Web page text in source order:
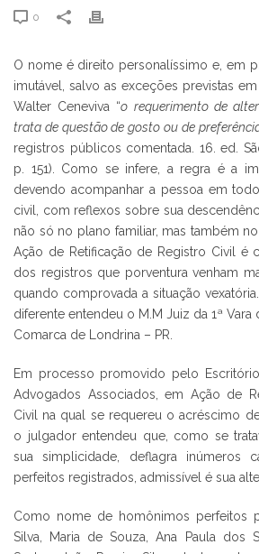
0
O nome é direito personalíssimo e, em
imutável, salvo as exceções previstas
Walter Ceneviva “o requerimento de
trata de questão de gosto ou de
registros públicos comentada. 16. ed.
p. 151). Como se infere, a regra é a
devendo acompanhar a pessoa em
civil, com reflexos sobre sua
não só no plano familiar, mas também
Ação de Retificação de Registro Civil é
dos registros que porventura venham
quando comprovada a situação
diferente entendeu o M.M Juiz da 1ª Vara
Comarca de Londrina – PR.
Em processo promovido pelo
Advogados Associados, em Ação de
Civil na qual se requereu o acréscimo
o julgador entendeu que, como se
sua simplicidade, deflagra inúmeros
perfeitos registrados, admissível é sua
Como nome de homônimos perfeitos
Silva, Maria de Souza, Ana Paula dos